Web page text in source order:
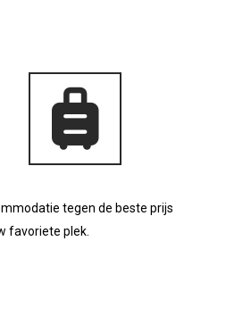
tegen de beste prijs
favoriete plek.